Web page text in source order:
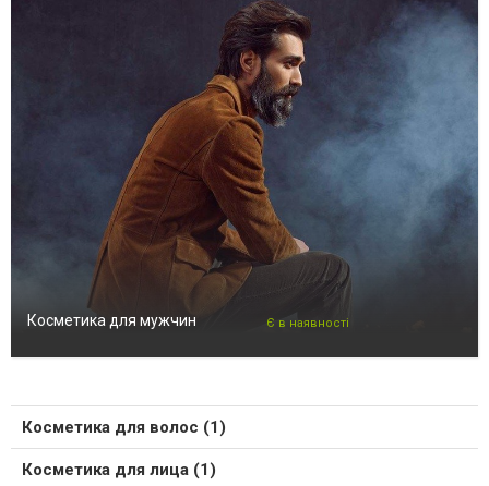
Косметика для мужчин Є в наявності
Косметика для волос (1)
Косметика для лица (1)